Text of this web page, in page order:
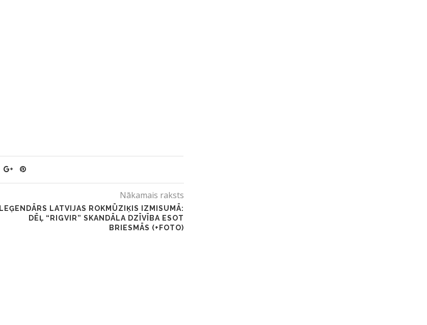
Nākamais raksts
LEĢENDĀRS LATVIJAS ROKMŪZIĶIS IZMISUMĀ:
DĒĻ “RIGVIR” SKANDĀLA DZĪVĪBA ESOT
BRIESMĀS (+FOTO)